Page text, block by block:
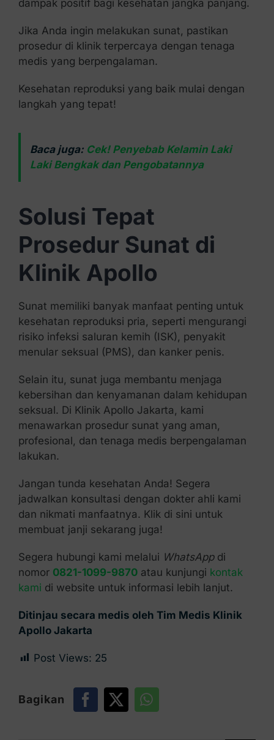
dampak positif bagi kesehatan jangka panjang.
Jika Anda ingin melakukan sunat, pastikan
prosedur di klinik terpercaya dengan tenaga
medis yang berpengalaman.
Kesehatan reproduksi yang baik mulai dengan
langkah yang tepat!
Baca juga: Cek! Penyebab Kelamin Laki
Laki Bengkak dan Pengobatannya
Solusi Tepat
Prosedur Sunat di
Klinik Apollo
Sunat memiliki banyak manfaat penting untuk
kesehatan reproduksi pria, seperti mengurangi
risiko infeksi saluran kemih (ISK), penyakit
menular seksual (PMS), dan kanker penis.
Selain itu, sunat juga membantu menjaga
kebersihan dan kenyamanan dalam kehidupan
seksual. Di Klinik Apollo Jakarta, kami
menawarkan prosedur sunat yang aman,
profesional, dan tenaga medis berpengalaman
lakukan.
Jangan tunda kesehatan Anda! Segera
jadwalkan konsultasi dengan dokter ahli kami
dan nikmati manfaatnya. Klik di sini untuk
membuat janji sekarang juga!
Segera hubungi kami melalui WhatsAppdi
nomor 0821-1099-9870atau kunjungi kontak
kami di website untuk informasi lebih lanjut.
Ditinjau secara medis oleh Tim Medis Klinik
Apollo Jakarta
Post Views: 25
Bagikan